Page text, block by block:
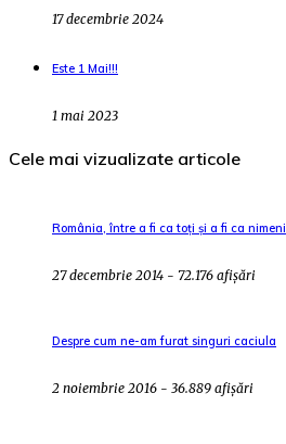
17 decembrie 2024
Este 1 Mai!!!
1 mai 2023
Cele mai vizualizate articole
România, între a fi ca toți și a fi ca nimeni
27 decembrie 2014 - 72.176 afișări
Despre cum ne-am furat singuri caciula
2 noiembrie 2016 - 36.889 afișări